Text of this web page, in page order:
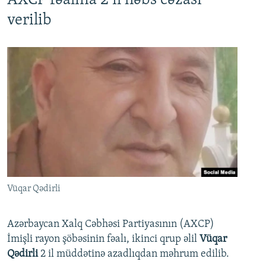
verilib
Vüqar Qədirli
Azərbaycan Xalq Cəbhəsi Partiyasının (AXCP)
İmişli rayon şöbəsinin fəalı, ikinci qrup əlil Vüqar
Qədirli2 il müddətinə azadlıqdan məhrum edilib.